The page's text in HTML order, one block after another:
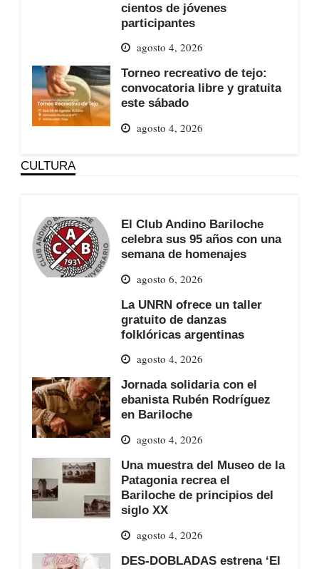
cientos de jóvenes
participantes
agosto 4, 2026
Torneo recreativo de tejo:
convocatoria libre y gratuita
este sábado
agosto 4, 2026
CULTURA
El Club Andino Bariloche
celebra sus 95 años con una
semana de homenajes
agosto 6, 2026
La UNRN ofrece un taller
gratuito de danzas
folklóricas argentinas
agosto 4, 2026
Jornada solidaria con el
ebanista Rubén Rodríguez
en Bariloche
agosto 4, 2026
Una muestra del Museo de la
Patagonia recrea el
Bariloche de principios del
siglo XX
agosto 4, 2026
DES-DOBLADAS estrena ‘El